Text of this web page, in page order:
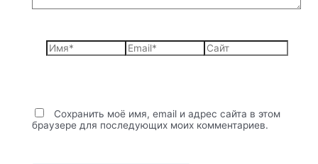
Имя* Email* Сайт
Сохранить моё имя, email и адрес сайта в этом
браузере для последующих моих комментариев.